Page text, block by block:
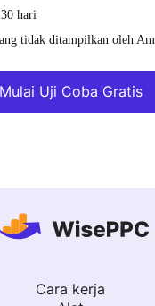
hari
tidak ditampilkan oleh
Mulai Uji Coba Gratis
Cara kerja